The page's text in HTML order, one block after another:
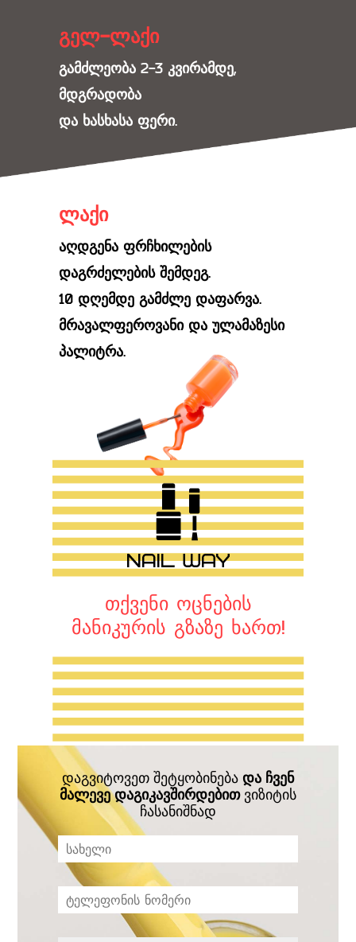
გელ-ლაქი
გამძლეობა 2-3 კვირამდე,
მდგრადობა
და ხასხასა ფერი.
ლაქი
აღდგენა ფრჩხილების
დაგრძელების შემდეგ.
10 დღემდე გამძლე დაფარვა.
მრავალფეროვანი და ულამაზესი
პალიტრა.
თქვენი ოცნების
მანიკურის გზაზე ხართ!
დაგვიტოვეთ შეტყობინებადა ჩვენ
მალევე დაგიკავშირდებითვიზიტის
ჩასანიშნად